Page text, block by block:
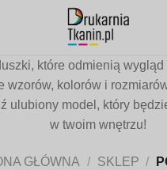
które odmienią
wzorów, kolorów i
ulubiony model, który
w twoim wnętrzu!
GŁÓWNA / SKLEP /